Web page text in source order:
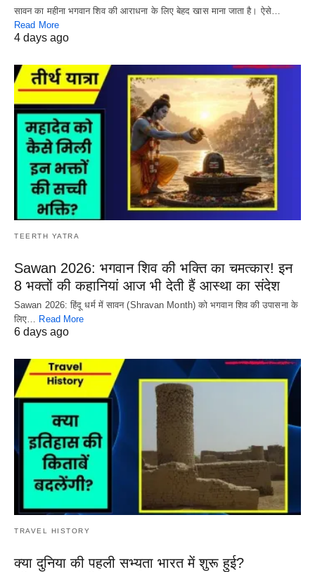
सावन का महीना भगवान शिव की आराधना के लिए बेहद खास माना जाता है। ऐसे…
Read More
4 days ago
TEERTH YATRA
Sawan 2026: भगवान शिव की भक्ति का चमत्कार! इन
8 भक्तों की कहानियां आज भी देती हैं आस्था का संदेश
Sawan 2026: हिंदू धर्म में सावन (Shravan Month) को भगवान शिव की उपासना के
लिए… Read More
6 days ago
TRAVEL HISTORY
क्या दुनिया की पहली सभ्यता भारत में शुरू हुई?